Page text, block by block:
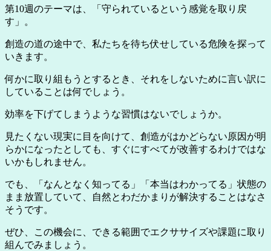
第10週のテーマは、「守られているという感覚を取り戻
す」。
創造の道の途中で、私たちを待ち伏せしている危険を探って
いきます。
何かに取り組もうとするとき、それをしないために言い訳に
していることは何でしょう。
効率を下げてしまうような習慣はないでしょうか。
見たくない現実に目を向けて、創造がはかどらない原因が明
らかになったとしても、すぐにすべてが改善するわけではな
いかもしれません。
でも、「なんとなく知ってる」「本当はわかってる」状態の
まま放置していて、自然とわだかまりが解決することはなさ
そうです。
ぜひ、この機会に、できる範囲でエクササイズや課題に取り
組んでみましょう。